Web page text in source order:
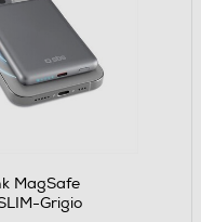
MagSafe
Grigio